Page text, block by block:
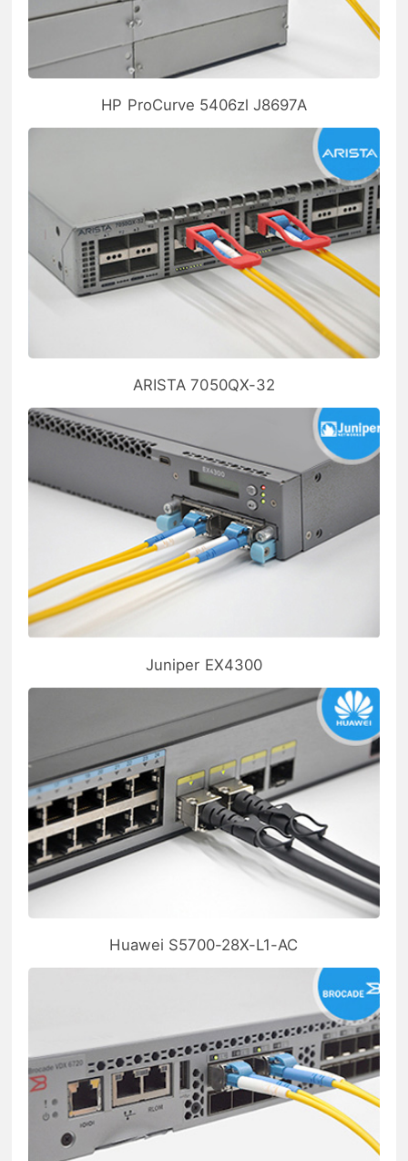
HP ProCurve 5406zl J8697A
ARISTA 7050QX-32
Juniper EX4300
Huawei S5700-28X-L1-AC